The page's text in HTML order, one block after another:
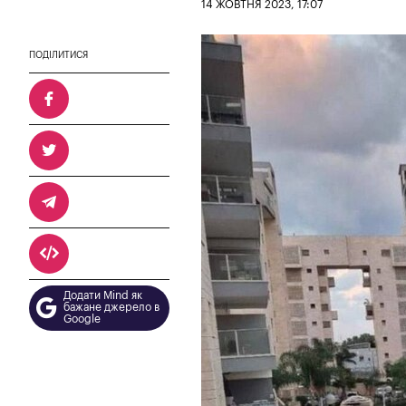
14 ЖОВТНЯ 2023, 17:07
ПОДІЛИТИСЯ
Додати Mind як
бажане джерело в
Google